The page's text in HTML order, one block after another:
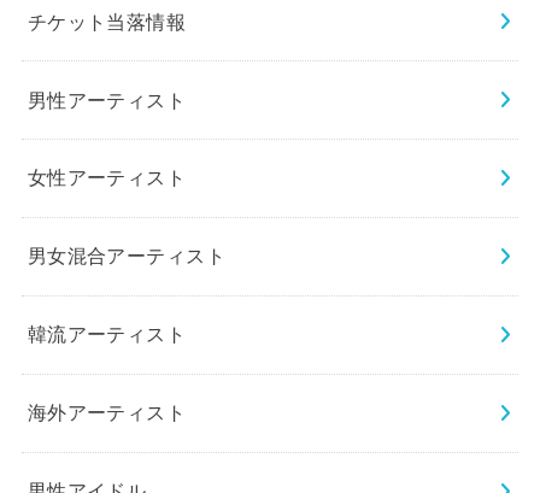
チケット当落情報
男性アーティスト
女性アーティスト
男女混合アーティスト
韓流アーティスト
海外アーティスト